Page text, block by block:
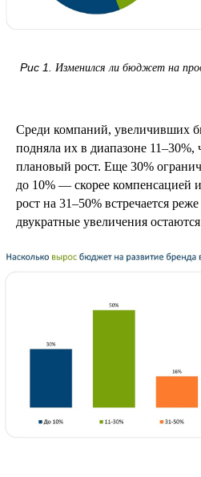
Рис 1. Изменился ли бюджет на
Среди компаний, увеличивших
подняла их в диапазоне
плановый рост. Еще 30%
до 10% — скорее
рост на 31–50% встречается
двукратные увеличения